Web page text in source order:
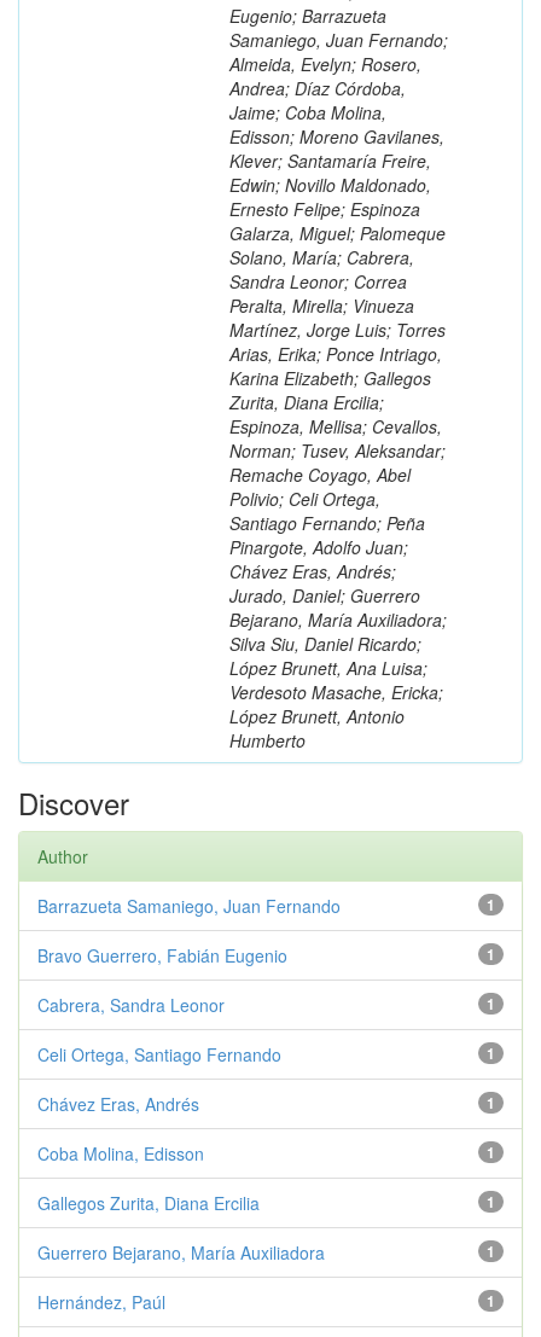
Eugenio; Barrazueta
Samaniego, Juan Fernando;
Almeida, Evelyn; Rosero,
Andrea; Díaz Córdoba,
Jaime; Coba Molina,
Edisson; Moreno Gavilanes,
Klever; Santamaría Freire,
Edwin; Novillo Maldonado,
Ernesto Felipe; Espinoza
Galarza, Miguel; Palomeque
Solano, María; Cabrera,
Sandra Leonor; Correa
Peralta, Mirella; Vinueza
Martínez, Jorge Luis; Torres
Arias, Erika; Ponce Intriago,
Karina Elizabeth; Gallegos
Zurita, Diana Ercilia;
Espinoza, Mellisa; Cevallos,
Norman; Tusev, Aleksandar;
Remache Coyago, Abel
Polivio; Celi Ortega,
Santiago Fernando; Peña
Pinargote, Adolfo Juan;
Chávez Eras, Andrés;
Jurado, Daniel; Guerrero
Bejarano, María Auxiliadora;
Silva Siu, Daniel Ricardo;
López Brunett, Ana Luisa;
Verdesoto Masache, Ericka;
López Brunett, Antonio
Humberto
Discover
Author
1
Barrazueta Samaniego, Juan Fernando
1
Bravo Guerrero, Fabián Eugenio
1
Cabrera, Sandra Leonor
1
Celi Ortega, Santiago Fernando
1
Chávez Eras, Andrés
1
Coba Molina, Edisson
1
Gallegos Zurita, Diana Ercilia
1
Guerrero Bejarano, María Auxiliadora
1
Hernández, Paúl